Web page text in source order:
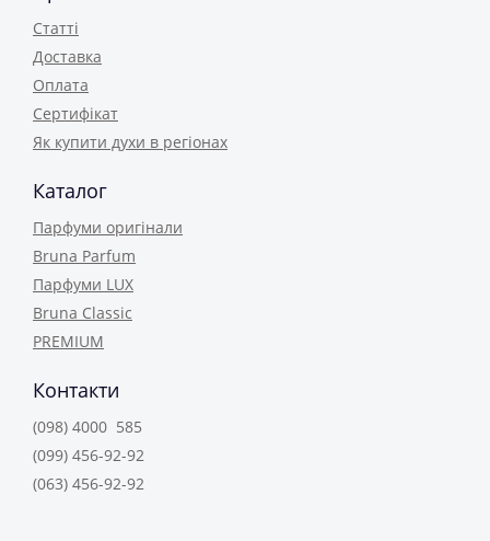
Статті
Доставка
Оплата
Сертифікат
Як купити духи в регіонах
Каталог
Парфуми оригінали
Bruna Parfum
Парфуми LUX
Bruna Classic
PREMIUM
Контакти
(098) 4000 585
(099) 456-92-92
(063) 456-92-92